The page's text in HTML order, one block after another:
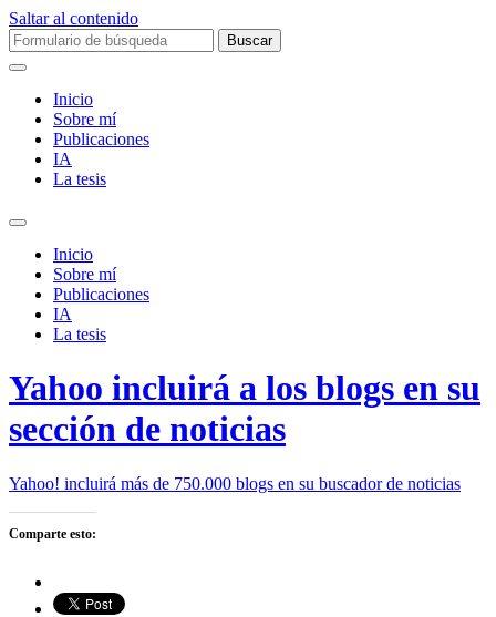
Saltar al contenido
Buscar:
Inicio
Sobre mí­
Publicaciones
IA
La tesis
Alternar
campo
búsqueda
Inicio
Sobre mí­
Publicaciones
IA
La tesis
Yahoo incluirá a los blogs en su
sección de noticias
Yahoo! incluirá más de 750.000 blogs en su buscador de noticias
Comparte esto: